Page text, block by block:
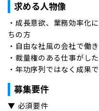
求める人物像
・成⻑意欲、業務効率化
ちの⽅
・⾃由な社⾵の会社で働
・裁量権のある仕事がし
・年功序列ではなく成果
募集要件
▼ 必須要件